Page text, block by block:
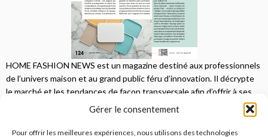
Gérer le consentement
Pour offrir les meilleures expériences, nous utilisons des technologies
HOME FASHION NEWS est un magazine destiné aux professionnels
de l’univers maison et au grand public féru d’innovation. Il décrypte
le marché et les tendances de façon transversale afin d’offrir à ses
lecteurs une vision complète.
JE M'ABONNE